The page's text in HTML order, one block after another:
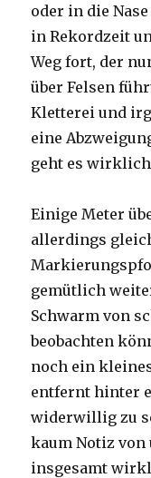
oder in die
in Rekordzeit
Weg fort, der
über Felsen
Kletterei und
eine
geht es
Einige Meter
allerdings
gemütlich
Schwarm von
beobachten
noch ein
entfernt hinter
widerwillig zu
kaum Notiz
insgesamt